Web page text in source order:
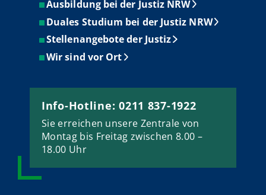
Ausbildung bei der Justiz NRW
Duales Studium bei der Justiz NRW
Stellenangebote der Justiz
Wir sind vor Ort
Info-Hotline: 0211 837-1922
Sie erreichen unsere Zentrale von
Montag bis Freitag zwischen 8.00 –
18.00 Uhr